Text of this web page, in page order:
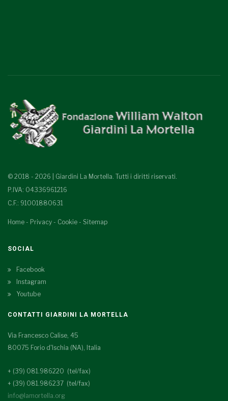
© 2018 - 2026 | Giardini La Mortella. Tutti i diritti riservati.
P.IVA: 04336961216
C.F.: 91001880631
Home - Privacy - Cookie - Sitemap
SOCIAL
Facebook
Instagram
Youtube
CONTATTI GIARDINI LA MORTELLA
Via Francesco Calise, 45
80075 Forio d'Ischia (NA), Italia
+ (39) 081.986220 (tel/fax)
+ (39) 081.986237 (tel/fax)
info@lamortella.org